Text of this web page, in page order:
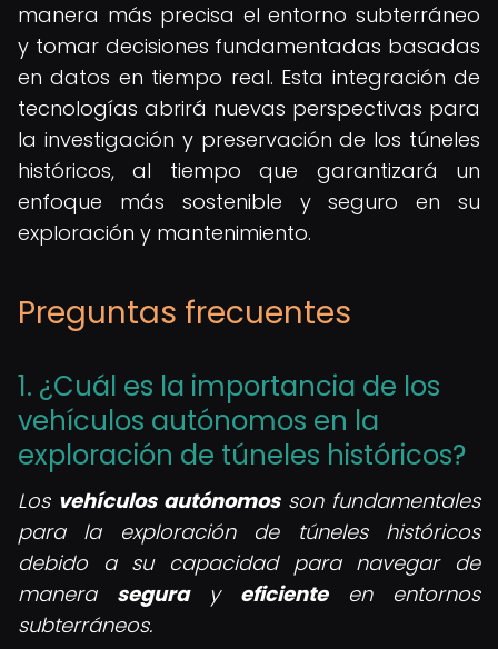
manera más precisa el entorno subterráneo
y tomar decisiones fundamentadas basadas
en datos en tiempo real. Esta integración de
tecnologías abrirá nuevas perspectivas para
la investigación y preservación de los túneles
históricos, al tiempo que garantizará un
enfoque más sostenible y seguro en su
exploración y mantenimiento.
Preguntas frecuentes
1. ¿Cuál es la importancia de los
vehículos autónomos en la
exploración de túneles históricos?
Los vehículos autónomosson fundamentales
para la exploración de túneles históricos
debido a su capacidad para navegar de
manera seguray eficienteen entornos
subterráneos.